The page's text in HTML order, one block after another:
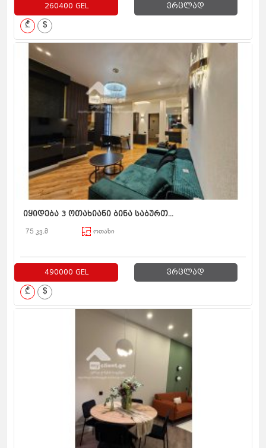
260400 GEL ვრცლად
₾ $
იყიდება 3 ოთახიანი ბინა საბურთ...
75 კვ.მ ოთახი
490000 GEL ვრცლად
₾ $